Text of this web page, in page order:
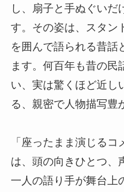
し、扇子と手ぬぐいだ
す。その姿は、スタン
を囲んで語られる昔話
ます。何百年も昔の民
い、実は驚くほど近し
る、親密で人物描写豊
「座ったまま演じる
は、頭の向きひとつ、
一人の語り手が舞台上